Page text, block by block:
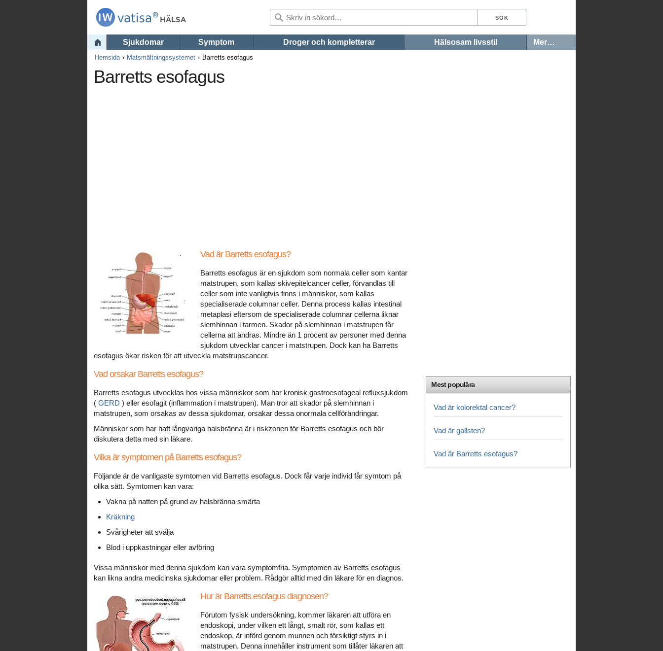
Sjukdomar Symptom Droger och kompletterar Hälsosam livsstil Mer…
Hemsida Matsmältningssystemet Barretts esofagus
Barretts esofagus
Vad är Barretts esofagus?
Barretts esofagus är en sjukdom som normala celler som kantar
matstrupen, som kallas skivepitelcancer celler, förvandlas till
celler som inte vanligtvis finns i människor, som kallas
specialiserade columnar celler. Denna process kallas intestinal
metaplasi eftersom de specialiserade columnar cellerna liknar
slemhinnan i tarmen. Skador på slemhinnan i matstrupen får
cellerna att ändras. Mindre än 1 procent av personer med denna
sjukdom utvecklar cancer i matstrupen. Dock kan ha Barretts
esofagus ökar risken för att utveckla matstrupscancer.
Vad orsakar Barretts esofagus?
Barretts esofagus utvecklas hos vissa människor som har kronisk gastroesofageal refluxsjukdom
( GERD ) eller esofagit (inflammation i matstrupen). Man tror att skador på slemhinnan i
matstrupen, som orsakas av dessa sjukdomar, orsakar dessa onormala cellförändringar.
Människor som har haft långvariga halsbränna är i riskzonen för Barretts esofagus och bör
diskutera detta med sin läkare.
Vilka är symptomen på Barretts esofagus?
Följande är de vanligaste symtomen vid Barretts esofagus. Dock får varje individ får symtom på
olika sätt. Symtomen kan vara:
Vakna på natten på grund av halsbränna smärta
Kräkning
Svårigheter att svälja
Blod i uppkastningar eller avföring
Vissa människor med denna sjukdom kan vara symptomfria. Symptomen av Barretts esofagus
kan likna andra medicinska sjukdomar eller problem. Rådgör alltid med din läkare för en diagnos.
Hur är Barretts esofagus diagnosen?
Förutom fysisk undersökning, kommer läkaren att utföra en
endoskopi, under vilken ett långt, smalt rör, som kallas ett
endoskop, är införd genom munnen och försiktigt styrs in i
matstrupen. Denna innehåller instrument som tillåter läkaren att
Mest populära
Vad är kolorektal cancer?
Vad är gallsten?
Vad är Barretts esofagus?